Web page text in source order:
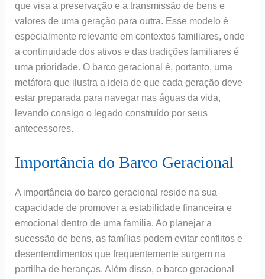
que visa a preservação e a transmissão de bens e
valores de uma geração para outra. Esse modelo é
especialmente relevante em contextos familiares, onde
a continuidade dos ativos e das tradições familiares é
uma prioridade. O barco geracional é, portanto, uma
metáfora que ilustra a ideia de que cada geração deve
estar preparada para navegar nas águas da vida,
levando consigo o legado construído por seus
antecessores.
Importância do Barco Geracional
A importância do barco geracional reside na sua
capacidade de promover a estabilidade financeira e
emocional dentro de uma família. Ao planejar a
sucessão de bens, as famílias podem evitar conflitos e
desentendimentos que frequentemente surgem na
partilha de heranças. Além disso, o barco geracional